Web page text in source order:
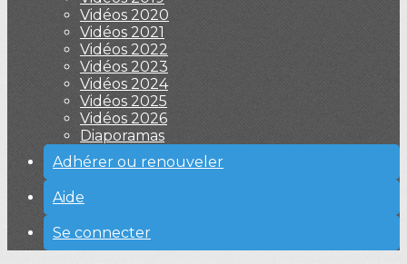
Vidéos 2020
Vidéos 2021
Vidéos 2022
Vidéos 2023
Vidéos 2024
Vidéos 2025
Vidéos 2026
Diaporamas
Adhérer ou renouveler
Aide
Se connecter